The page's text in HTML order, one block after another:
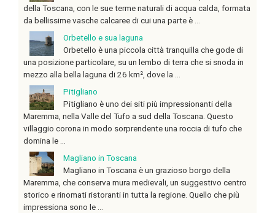
della Toscana, con le sue terme naturali di acqua calda, formata
da bellissime vasche calcaree di cui una parte è ...
Orbetello e sua laguna
Orbetello è una piccola città tranquilla che gode di
una posizione particolare, su un lembo di terra che si snoda in
mezzo alla bella laguna di 26 km², dove la ...
Pitigliano
Pitigliano è uno dei siti più impressionanti della
Maremma, nella Valle del Tufo a sud della Toscana. Questo
villaggio corona in modo sorprendente una roccia di tufo che
domina le ...
Magliano in Toscana
Magliano in Toscana è un grazioso borgo della
Maremma, che conserva mura medievali, un suggestivo centro
storico e rinomati ristoranti in tutta la regione. Quello che più
impressiona sono le ...